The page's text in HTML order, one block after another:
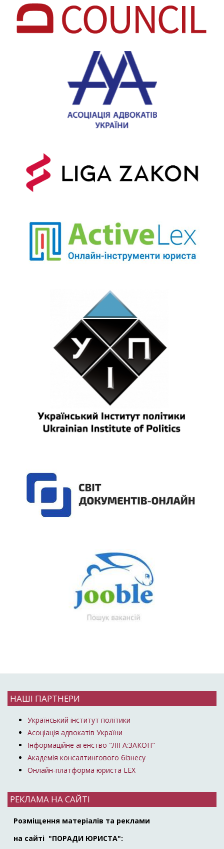
НАШІ ПАРТНЕРИ
Український інститут політики
Асоціація адвокатів України
Інформаційне агенство "ЛІГА:ЗАКОН"
Академія консалтингового бізнесу
Онлайн-платформа юриста LEX
РЕКЛАМА НА САЙТІ
Розміщення матеріалів та реклами
на сайті "ПОРАДИ ЮРИСТА":